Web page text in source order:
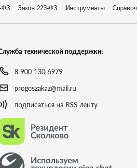
ФЗ Закон 223-ФЗ Инструменты
технической поддержки:
8 900 130 6979
progoszakaz@mail.ru
подписаться на RSS ленту